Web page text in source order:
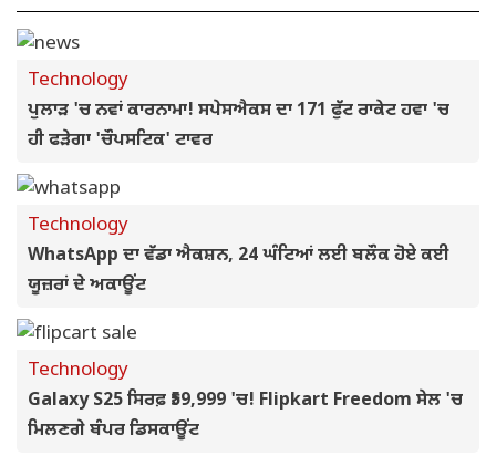
Technology
ਪੁਲਾੜ 'ਚ ਨਵਾਂ ਕਾਰਨਾਮਾ! ਸਪੇਸਐਕਸ ਦਾ 171 ਫੁੱਟ ਰਾਕੇਟ ਹਵਾ 'ਚ
ਹੀ ਫੜੇਗਾ 'ਚੌਪਸਟਿਕ' ਟਾਵਰ
Technology
WhatsApp ਦਾ ਵੱਡਾ ਐਕਸ਼ਨ, 24 ਘੰਟਿਆਂ ਲਈ ਬਲੌਕ ਹੋਏ ਕਈ
ਯੂਜ਼ਰਾਂ ਦੇ ਅਕਾਊਂਟ
Technology
Galaxy S25 ਸਿਰਫ਼ ₹59,999 'ਚ! Flipkart Freedom ਸੇਲ 'ਚ
ਮਿਲਣਗੇ ਬੰਪਰ ਡਿਸਕਾਊਂਟ